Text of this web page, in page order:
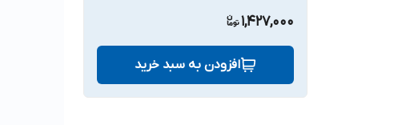
1,427,000
افزودن به سبد خرید